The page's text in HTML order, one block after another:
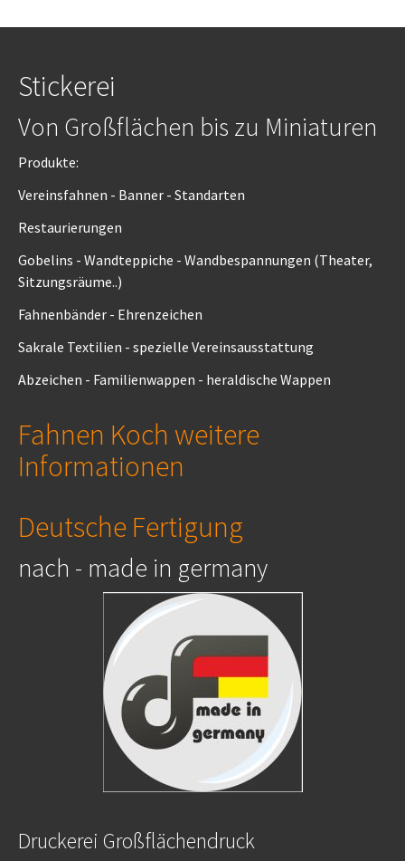
Stickerei
Von Großflächen bis zu Miniaturen
Produkte:
Vereinsfahnen - Banner - Standarten
Restaurierungen
Gobelins - Wandteppiche - Wandbespannungen (Theater,
Sitzungsräume..)
Fahnenbänder - Ehrenzeichen
Sakrale Textilien - spezielle Vereinsausstattung
Abzeichen - Familienwappen - heraldische Wappen
Fahnen Koch weitere
Informationen
Deutsche Fertigung
nach - made in germany
Druckerei Großflächendruck